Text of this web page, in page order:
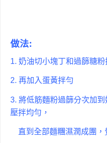
做法:
1. 奶油切小塊丁和過篩糖粉
2. 再加入蛋黃拌勻
3. 將低筋麵粉過篩分次加
壓拌均勻，
直到全部麵糰濕潤成團，